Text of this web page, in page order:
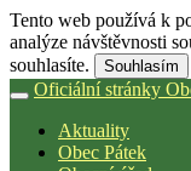
Tento web používá k
analýze návštěvnosti
souhlasíte.
Souhlasím
Oficiální stránky
Aktuality
Obec Pátek